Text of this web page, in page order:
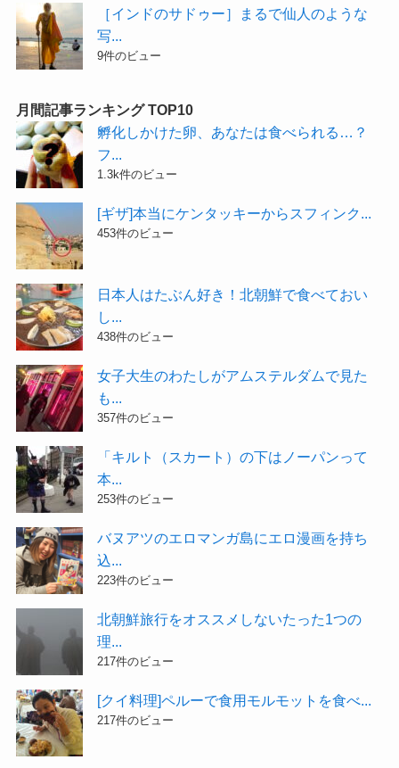
［インドのサドゥー］まるで仙人のような
写...
9件のビュー
月間記事ランキング TOP10
孵化しかけた卵、あなたは食べられる…？
フ...
1.3k件のビュー
[ギザ]本当にケンタッキーからスフィンク...
453件のビュー
日本人はたぶん好き！北朝鮮で食べておい
し...
438件のビュー
女子大生のわたしがアムステルダムで見た
も...
357件のビュー
「キルト（スカート）の下はノーパンって
本...
253件のビュー
バヌアツのエロマンガ島にエロ漫画を持ち
込...
223件のビュー
北朝鮮旅行をオススメしないたった1つの
理...
217件のビュー
[クイ料理]ペルーで食用モルモットを食べ...
217件のビュー